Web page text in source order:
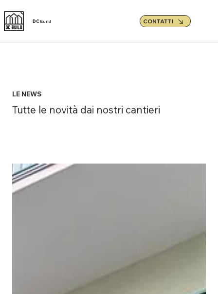
DC Build CONTATTI
LE NEWS
Tutte le novità dai nostri cantieri